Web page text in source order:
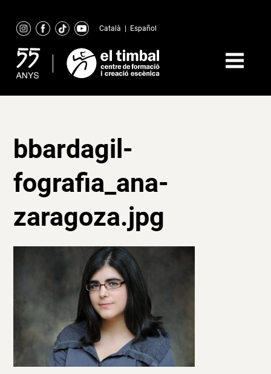
content
Català Español
bbardagil-
fografia_ana-
zaragoza.jpg